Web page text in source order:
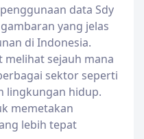
data Sdy
yang jelas
di Indonesia.
melihat sejauh mana
sektor seperti
lingkungan hidup.
memetakan
lebih tepat